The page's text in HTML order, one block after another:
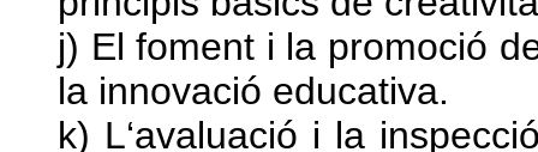
j) El foment i la promoció
la innovació educativa.
k) L‘avaluació i la